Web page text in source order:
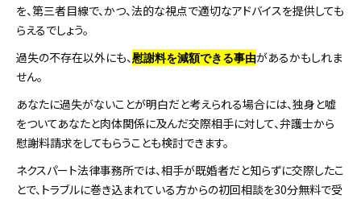
を、第三者目線で、かつ、法的な視点で適切なアドバイスを提供しても
らえるでしょう。
過失の不存在以外にも、 慰謝料を減額できる事由があるかもしれま
せん。
あなたに過失がないことが明白だと考えられる場合には、独身と嘘
をついてあなたと肉体関係に及んだ交際相手に対して、弁護士から
慰謝料請求をしてもらうことも検討できます。
ネクスパート法律事務所では、相手が既婚者だと知らずに交際したこ
とで、トラブルに巻き込まれている方からの初回相談を30分無料で受